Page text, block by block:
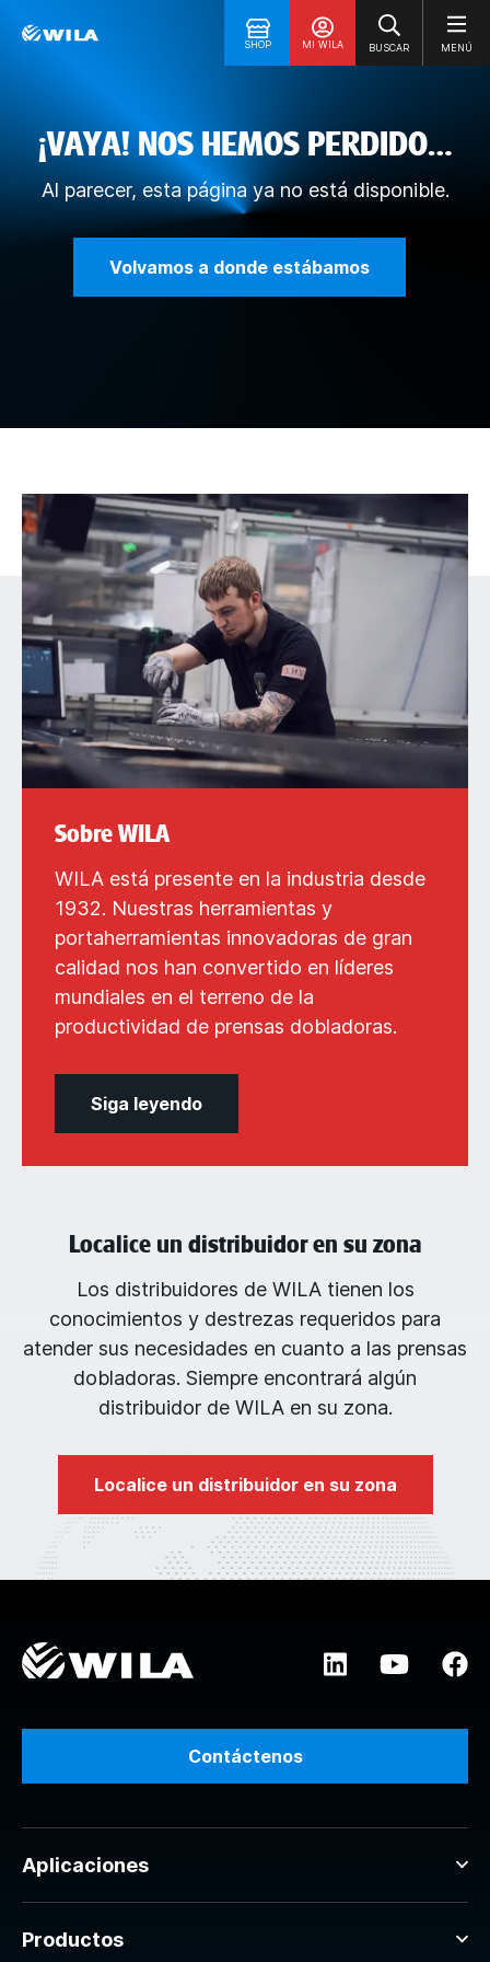
SHOP MI WILA BUSCAR MENÚ
¡VAYA! NOS HEMOS PERDIDO…
Al parecer, esta página ya no está disponible.
Volvamos a donde estábamos
Sobre WILA
WILA está presente en la industria desde
1932. Nuestras herramientas y
portaherramientas innovadoras de gran
calidad nos han convertido en líderes
mundiales en el terreno de la
productividad de prensas dobladoras.
Siga leyendo
Localice un distribuidor en su zona
Los distribuidores de WILA tienen los
conocimientos y destrezas requeridos para
atender sus necesidades en cuanto a las prensas
dobladoras. Siempre encontrará algún
distribuidor de WILA en su zona.
Localice un distribuidor en su zona
Contáctenos
Aplicaciones
Productos